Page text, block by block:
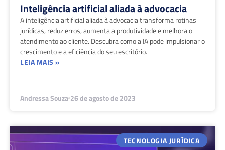
Inteligência artificial aliada à advocacia
A inteligência artificial aliada à advocacia transforma rotinas
jurídicas, reduz erros, aumenta a produtividade e melhora o
atendimento ao cliente. Descubra como a IA pode impulsionar o
crescimento e a eficiência do seu escritório.
LEIA MAIS »
Andressa Souza 26 de agosto de 2023
TECNOLOGIA JURÍDICA